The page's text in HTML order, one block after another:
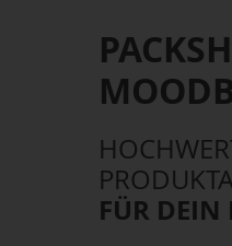
FÜR DEIN